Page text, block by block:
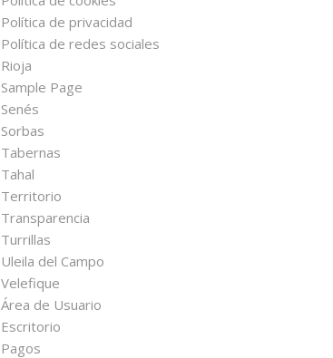
Política de privacidad
Política de redes sociales
Rioja
Sample Page
Senés
Sorbas
Tabernas
Tahal
Territorio
Transparencia
Turrillas
Uleila del Campo
Velefique
Área de Usuario
Escritorio
Pagos